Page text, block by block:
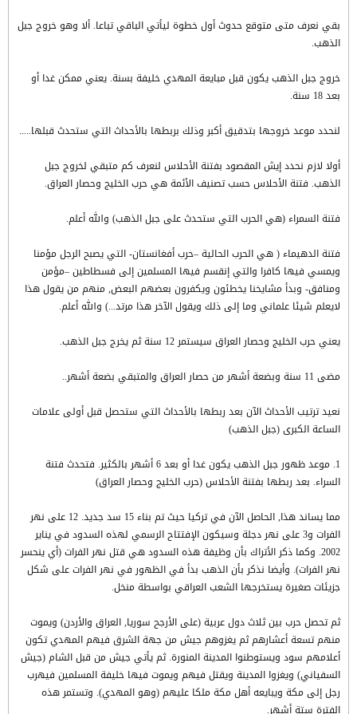
بقي نعرف متى متوقع حدوث أول خطوة ليأتي الباقي تباعا. ألا وهو خروج جبل
الذهب.
خروج جبل الذهب يكون قبل مبايعة المهدي خليفة بسنة. يعني ممكن غدا أو
بعد 18 سنة.
لنحدد موعد خروجها بتدقيق أكبر وذلك بربطها بالأحداث التي ستحدث قبلها.....
أولا لازم نحدد إيش المقصود بفتنة الأحلاس لنعرف كم متبقي لخروج جبل
الذهب. فتنة الأحلاس حسب تصنيف الأئمة هي حرب الخليج وحصار العراق.
فتنة السمراء (هي الحرب التي ستحدث على جبل الذهب) والله أعلم.
فتنة الدهيماء ( هي الحرب الحالية –حرب أفغانستان- التي يصبح الرجل مؤمنا
ويمسي فيها كافرا والتي إنقسم فيها المسلمين إلى فسطاطين –مؤمن
ومنافق- وبدأ مشايخنا يخطئون ويكفرون بعضهم البعض, منهم من يقول هذا
لايعلم شيئا علماني وما إلى ذلك ويقول الآخر هذا مرتد...) والله أعلم.
يعني حرب الخليج وحصار العراق سيستمر 12 سنة ثم يخرج جبل الذهب.
مضى 11 سنة وبضعة أشهر من حصار العراق والمتبقي بضعة أشهر..
نعيد ترتيب الأحداث الآن بعد ربطها بالأحداث التي ستحصل قبل أولى علامات
الساعة الكبرى (جبل الذهب)
1. موعد ظهور جبل الذهب يكون غدا أو بعد 6 أشهر بالكثير. فتحدث فتنة
السراء. بعد ربطها بفتنة الأحلاس (حرب الخليج وحصار العراق)
مما يساند هذا, الحاصل الآن في تركيا حيث تم بناء 15 سد جديد. 12 على نهر
الفرات و3 على نهر دجلة وسيكون الإفتتاح الرسمي لهذه السدود في يناير
2002. وكما ذكر الأتراك بأن وظيفة هذه السدود هي قتل نهر الفرات (أي ينحسر
نهر الفرات). وأيضا نذكر بأن الذهب بدأ في الظهور في نهر الفرات على شكل
جزيئات صغيرة يستخرجها الشعب العراقي بواسطة منخل.
ثم تحصل حرب بين ثلاث دول عربية (على الأرجح سوريا, العراق والأردن) ويموت
منهم تسعة أعشارهم ثم يغزوهم جيش من جهة الشرق فيهم المهدي تكون
أعلامهم سود ويستوطنوا المدينة المنورة. ثم يأتي جيش من قبل الشام (جيش
السفياني) ويغزوا المدينة ويقتل فيهم ويموت فيها خليفة المسلمين فيهرب
رجل إلى مكة ويبايعه أهل مكة ملكا عليهم (وهو المهدي). وتستمر هذه
الفترة ستة أشهر.